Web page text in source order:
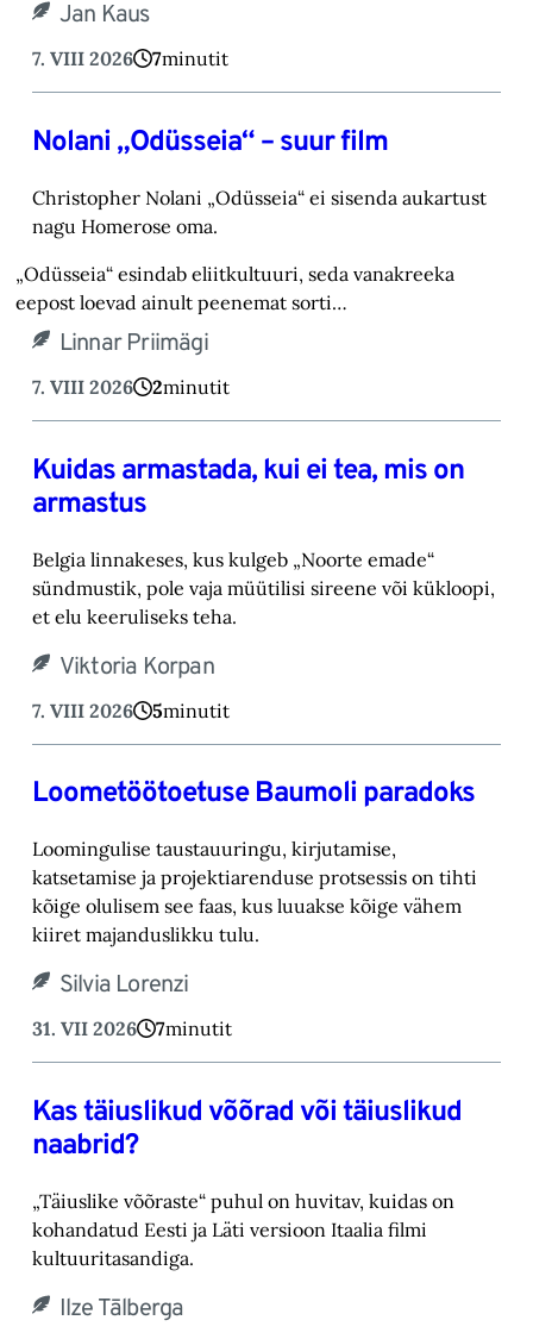
Jan Kaus
7. VIII 2026 7minutit
Nolani „Odüsseia“ – suur film
Christopher Nolani „Odüsseia“ ei sisenda aukartust
nagu Homerose oma.‎
„Odüsseia“ esindab eliitkultuuri, seda vanakreeka
eepost loevad ainult peenemat sorti…
Linnar Priimägi
7. VIII 2026 2minutit
Kuidas armastada, kui ei tea, mis on
armastus
Belgia linnakeses, kus kulgeb „Noorte emade“
sündmustik, pole vaja müütilisi sireene või kük‎loopi,
et elu keeruliseks teha. ‎
Viktoria Korpan
7. VIII 2026 5minutit
Loometöötoetuse Baumoli paradoks
Loomingulise taustauuringu, kirjutamise,
katsetamise ja projektiarenduse protsessis on tihti
kõige olulisem see faas, kus luuakse kõige vähem
kiiret majanduslikku tulu.
Silvia Lorenzi
31. VII 2026 7minutit
Kas täiuslikud võõrad või täiuslikud
naabrid?
„Täiuslike võõraste“ puhul on huvitav, kuidas on
kohandatud Eesti ja Läti versioon Itaalia filmi
kultuuritasandiga.
Ilze Tālberga